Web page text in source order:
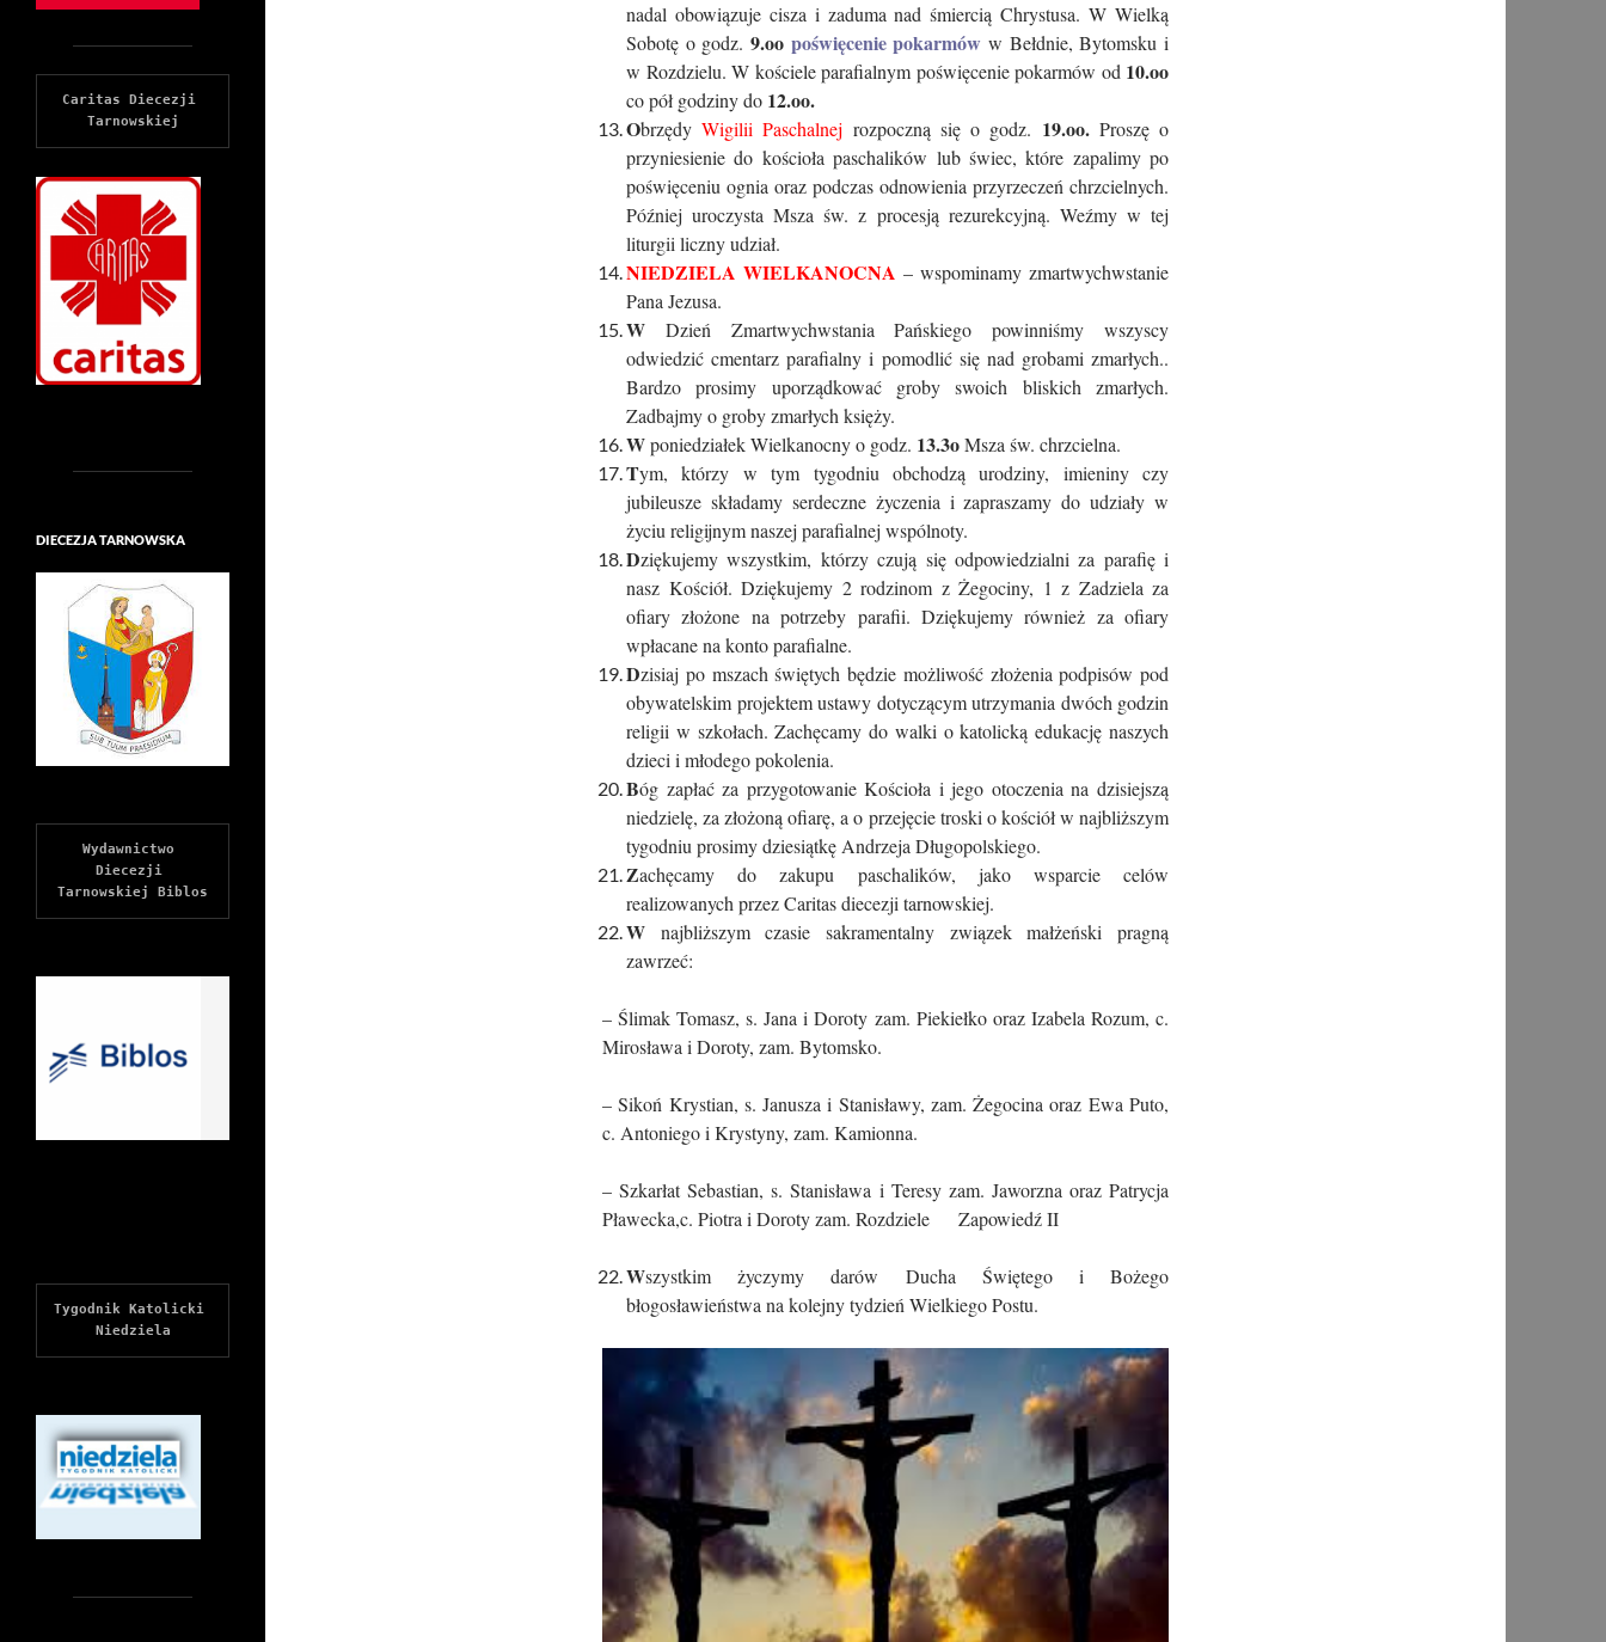
nadal obowiązuje cisza i zaduma nad śmiercią Chrystusa. W Wielką
Sobotę o godz. 9.oo poświęcenie pokarmóww Bełdnie, Bytomsku i
w Rozdzielu. W kościele parafialnym poświęcenie pokarmów od 10.oo
co pół godziny do 12.oo.
ObrzędyWigilii Paschalnej rozpoczną się o godz. 19.oo.Proszę o
przyniesienie do kościoła paschalików lub świec, które zapalimy po
poświęceniu ognia oraz podczas odnowienia przyrzeczeń chrzcielnych.
Później uroczysta Msza św. z procesją rezurekcyjną. Weźmy w tej
liturgii liczny udział.
NIEDZIELA WIELKANOCNA – wspominamy zmartwychwstanie
Pana Jezusa.
W Dzień Zmartwychwstania Pańskiego powinniśmy wszyscy
odwiedzić cmentarz parafialny i pomodlić się nad grobami zmarłych..
Bardzo prosimy uporządkować groby swoich bliskich zmarłych.
Zadbajmy o groby zmarłych księży.
Wponiedziałek Wielkanocny o godz. 13.3oMsza św. chrzcielna.
Tym, którzy w tym tygodniu obchodzą urodziny, imieniny czy
jubileusze składamy serdeczne życzenia i zapraszamy do udziały w
życiu religijnym naszej parafialnej wspólnoty.
Dziękujemy wszystkim, którzy czują się odpowiedzialni za parafię i
nasz Kościół. Dziękujemy 2 rodzinom z Żegociny, 1 z Zadziela za
ofiary złożone na potrzeby parafii. Dziękujemy również za ofiary
wpłacane na konto parafialne.
Dzisiaj po mszach świętych będzie możliwość złożenia podpisów pod
obywatelskim projektem ustawy dotyczącym utrzymania dwóch godzin
religii w szkołach. Zachęcamy do walki o katolicką edukację naszych
dzieci i młodego pokolenia.
Bóg zapłać za przygotowanie Kościoła i jego otoczenia na dzisiejszą
niedzielę, za złożoną ofiarę, a o przejęcie troski o kościół w najbliższym
tygodniu prosimy dziesiątkę Andrzeja Długopolskiego.
Zachęcamy do zakupu paschalików, jako wsparcie celów
realizowanych przez Caritas diecezji tarnowskiej.
W najbliższym czasie sakramentalny związek małżeński pragną
zawrzeć:
– Ślimak Tomasz, s. Jana i Doroty zam. Piekiełko oraz Izabela Rozum, c.
Mirosława i Doroty, zam. Bytomsko.
– Sikoń Krystian, s. Janusza i Stanisławy, zam. Żegocina oraz Ewa Puto,
c. Antoniego i Krystyny, zam. Kamionna.
– Szkarłat Sebastian, s. Stanisława i Teresy zam. Jaworzna oraz Patrycja
Pławecka,c. Piotra i Doroty zam. Rozdziele Zapowiedź II
Wszystkim życzymy darów Ducha Świętego i Bożego
błogosławieństwa na kolejny tydzień Wielkiego Postu.
Caritas Diecezji
Tarnowskiej
DIECEZJA TARNOWSKA
Wydawnictwo
Diecezji
Tarnowskiej Biblos
Tygodnik Katolicki
Niedziela